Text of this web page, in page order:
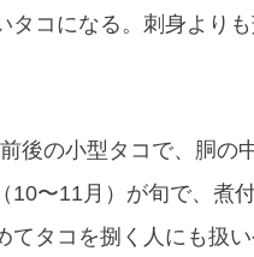
コになる。刺身より
後の小型タコで、胴の
10〜11月）が旬で、煮
タコを捌く人にも扱い